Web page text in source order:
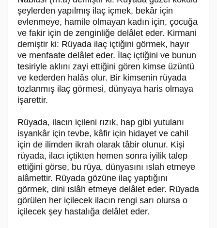
şeylerden yapılmış ilaç içmek, bekâr için
evlenmeye, hamile olmayan kadın için, çocuğa
ve fakir için de zenginliğe delâlet eder. Kirmani
demiştir ki: Rüyada ilaç içtiğini görmek, hayır
ve menfaate delâlet eder. İlaç içtiğini ve bunun
tesiriyle aklını zayi ettiğini gören kimse üzüntü
ve kederden halâs olur. Bir kimsenin rüyada
tozlanmış ilaç görmesi, dünyaya haris olmaya
işarettir.
Rüyada, ilacın içileni rızık, hap gibi yutulanı
isyankâr için tevbe, kâfir için hidayet ve cahil
için de ilimden ikrah olarak tâbir olunur. Kişi
rüyada, ilacı içtikten hemen sonra iyilik talep
ettiğini görse, bu rüya, dünyasını ıslah etmeye
alâmettir. Rüyada gözüne ilaç yaptığını
görmek, dini ıslâh etmeye delâlet eder. Rüyada
görülen her içilecek ilacın rengi sarı olursa o
içilecek şey hastalığa delâlet eder.